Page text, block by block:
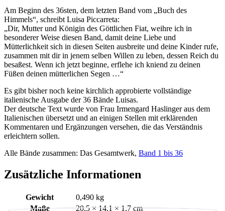
Am Beginn des 36sten, dem letzten Band vom „Buch des
Himmels“, schreibt Luisa Piccarreta:
„Dir, Mutter und Königin des Göttlichen Fiat, weihre ich in
besonderer Weise diesen Band, damit deine Liebe und
Mütterlichkeit sich in diesen Seiten ausbreite und deine Kinder rufe,
zusammen mit dir in jenem selben Willen zu leben, dessen Reich du
besaßest. Wenn ich jetzt beginne, erflehe ich kniend zu deinen
Füßen deinen mütterlichen Segen …“
Es gibt bisher noch keine kirchlich approbierte vollständige
italienische Ausgabe der 36 Bände Luisas.
Der deutsche Text wurde von Frau Irmengard Haslinger aus dem
Italienischen übersetzt und an einigen Stellen mit erklärenden
Kommentaren und Ergänzungen versehen, die das Verständnis
erleichtern sollen.
Alle Bände zusammen: Das Gesamtwerk, Band 1 bis 36
Zusätzliche Informationen
Gewicht
0,490 kg
Maße
20,5 × 14,1 × 1,7 cm